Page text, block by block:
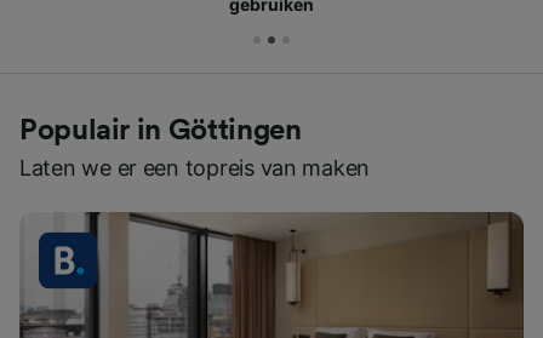
Populair in Göttingen
Laten we er een topreis van maken